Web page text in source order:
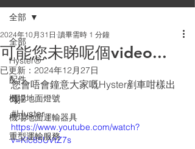
全部
Hyster®
配件
機場地面燈號
機場地面運輸器具
重型運輸服務
全部
可能您未睇呢個video...
2024年10月31日 讀畢需時 1 分鐘
已更新： 2024年12月27日
您會唔會鐘意大家嘅Hyster剷車咁樣出
場?
#Hyster
https://www.youtube.com/watch?
v=Klc85UVtZ7s